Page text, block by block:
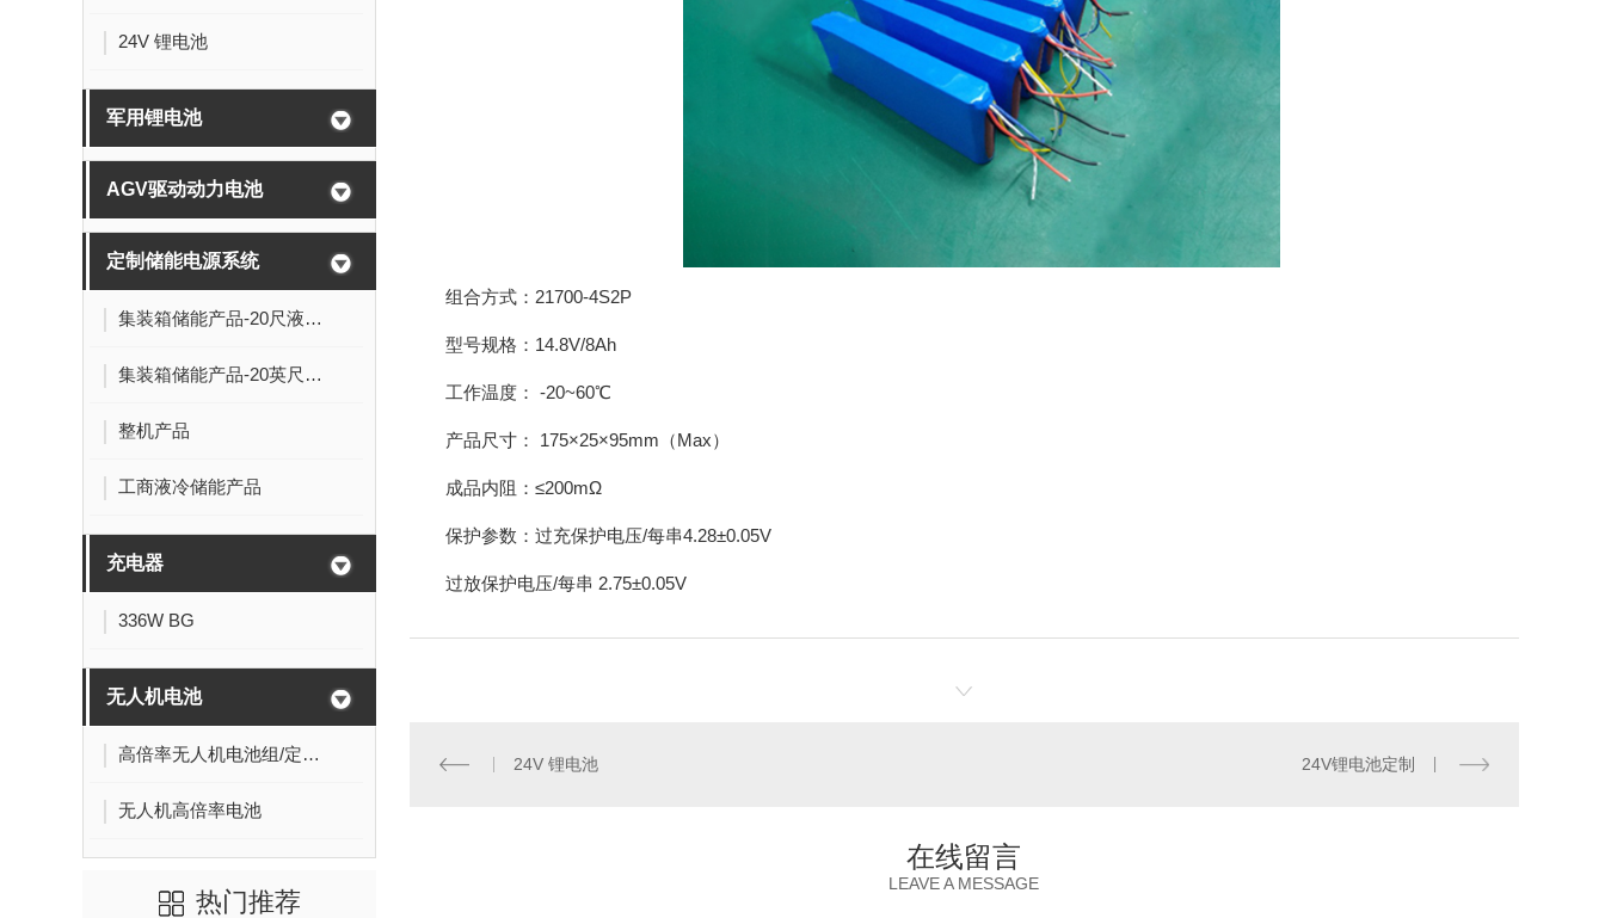
24V 锂电池
军用锂电池
AGV驱动动力电池
定制储能电源系统
集装箱储能产品-20尺液冷电池舱:5MWh-0.5P
集装箱储能产品-20英尺液冷电池舱
整机产品
工商液冷储能产品
充电器
336W BG
无人机电池
高倍率无人机电池组/定制无人机电池
无人机高倍率电池
热门推荐
组合方式：21700-4S2P
型号规格：14.8V/8Ah
工作温度： -20~60℃
产品尺寸： 175×25×95mm（Max）
成品内阻：≤200mΩ
保护参数：过充保护电压/每串4.28±0.05V
过放保护电压/每串 2.75±0.05V
24V 锂电池 24V锂电池定制
在线留言
LEAVE A MESSAGE